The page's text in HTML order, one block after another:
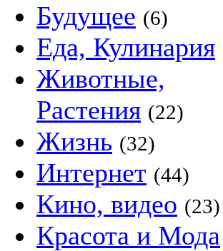
Будущее (6)
Еда, Кулинария
Животные,
Растения (22)
Жизнь (32)
Интернет (44)
Кино, видео (23)
Красота и Мода